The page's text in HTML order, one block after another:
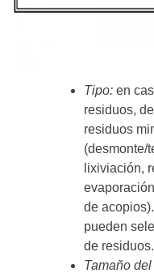
Tipo: en
residuos,
residuos
(desmonte/
lixiviación,
de
pueden
de residuos.
Tamaño